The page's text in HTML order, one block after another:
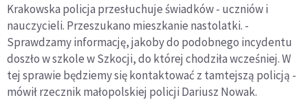
Krakowska policja przesłuchuje świadków - uczniów i
nauczycieli. Przeszukano mieszkanie nastolatki. -
Sprawdzamy informację, jakoby do podobnego incydentu
doszło w szkole w Szkocji, do której chodziła wcześniej. W
tej sprawie będziemy się kontaktować z tamtejszą policją -
mówił rzecznik małopolskiej policji Dariusz Nowak.